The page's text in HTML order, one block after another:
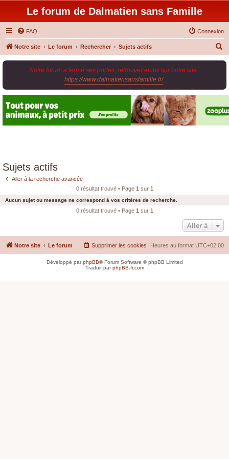
Le forum de Dalmatien sans Famille
FAQ Connexion
Notre site Le forum Rechercher Sujets actifs
e
r
Notre forum a fermé ses portes, retrouvez-nous sur notre site :
https://www.dalmatiensansfamille.fr/.
Sujets actifs
Aller à la recherche avancée
0 résultat trouvé • Page 1 sur 1
Aucun sujet ou message ne correspond à vos critères de recherche.
0 résultat trouvé • Page 1 sur 1
Aller à
Notre site Le forum Heures au format UTC+02:00
Supprimer les cookies
Développé parphpBB® Forum Software © phpBB Limited
Traduit parphpBB-fr.com